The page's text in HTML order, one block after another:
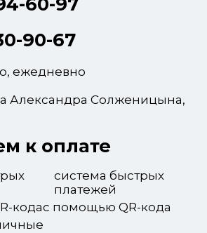
90-67
ежедневно
Александра Солженицына,
к оплате
система быстрых
платежей
с помощью QR-кода